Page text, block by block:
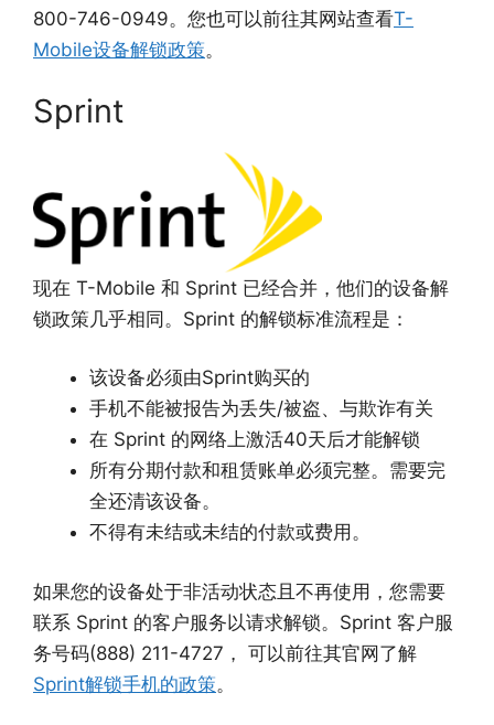
800-746-0949。您也可以前往其网站查看T-
Mobile设备解锁政策。
Sprint
现在 T-Mobile 和 Sprint 已经合并，他们的设备解
锁政策几乎相同。Sprint 的解锁标准流程是：
该设备必须由Sprint购买的
手机不能被报告为丢失/被盗、与欺诈有关
在 Sprint 的网络上激活40天后才能解锁
所有分期付款和租赁账单必须完整。需要完
全还清该设备。
不得有未结或未结的付款或费用。
如果您的设备处于非活动状态且不再使用，您需要
联系 Sprint 的客户服务以请求解锁。Sprint 客户服
务号码(888) 211-4727， 可以前往其官网了解
Sprint解锁手机的政策。